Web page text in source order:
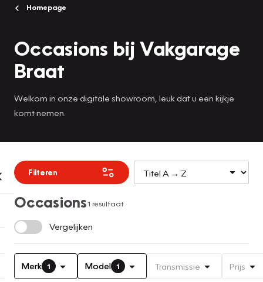
Homepage
Occasions bij Vakgarage
Braat
Welkom in onze digitale showroom, leuk dat u een kijkje
komt nemen.
Filteren
Occasions1 resultaat
Vergelijken
Merk 1 Model 1 Transmissie Prijs